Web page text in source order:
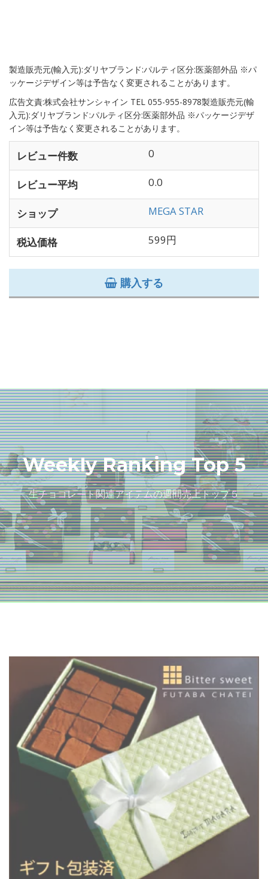
製造販売元(輸入元):ダリヤブランド:パルティ区分:医薬部外品 ※パ
ッケージデザイン等は予告なく変更されることがあります。
広告文責:株式会社サンシャイン TEL 055-955-8978製造販売元(輸
入元):ダリヤブランド:パルティ区分:医薬部外品 ※パッケージデザ
イン等は予告なく変更されることがあります。
レビュー件数 0
レビュー平均 0.0
ショップ MEGA STAR
税込価格 599円
購入する
Weekly Ranking Top 5
生チョコレート関連アイテムの週間売上トップ５